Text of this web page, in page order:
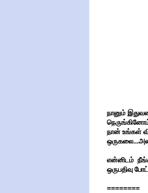
நானும்
நான் உங்கள்
என்னிடம்
ஒருபதிவு
========